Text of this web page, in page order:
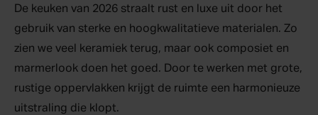
De keuken van 2026 straalt rust en luxe uit door het
gebruik van sterke en hoogkwalitatieve materialen. Zo
zien we veel keramiek terug, maar ook composiet en
marmerlook doen het goed. Door te werken met grote,
rustige oppervlakken krijgt de ruimte een harmonieuze
uitstraling die klopt.